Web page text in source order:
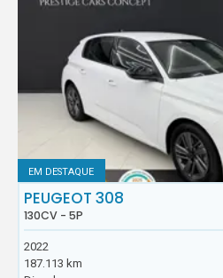
EM DESTAQUE
PEUGEOT 308
130CV - 5P
2022
187.113 km